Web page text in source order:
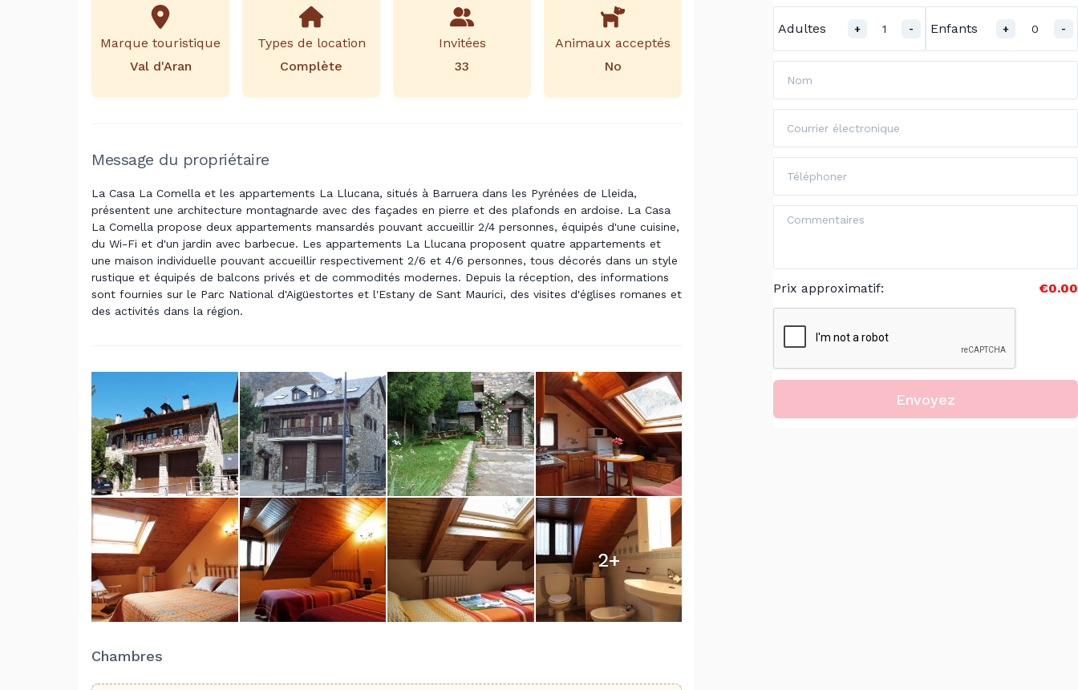
Marque touristique
Val d'Aran
Types de location
Complète
Invitées
33
Animaux acceptés
No
Message du propriétaire
La Casa La Comella et les appartements La Llucana, situés à Barruera dans les Pyrénées de Lleida,
présentent une architecture montagnarde avec des façades en pierre et des plafonds en ardoise. La Casa
La Comella propose deux appartements mansardés pouvant accueillir 2/4 personnes, équipés d'une cuisine,
du Wi-Fi et d'un jardin avec barbecue. Les appartements La Llucana proposent quatre appartements et
une maison individuelle pouvant accueillir respectivement 2/6 et 4/6 personnes, tous décorés dans un style
rustique et équipés de balcons privés et de commodités modernes. Depuis la réception, des informations
sont fournies sur le Parc National d'Aigüestortes et l'Estany de Sant Maurici, des visites d'églises romanes et
des activités dans la région.
2+
Chambres
Adultes + 1 - Enfants + 0 -
Prix approximatif: €0.00
Envoyez